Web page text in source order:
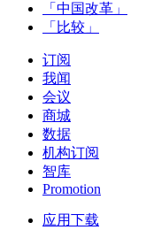
「中国改革」
「比较」
订阅
我闻
会议
商城
数据
机构订阅
智库
Promotion
应用下载